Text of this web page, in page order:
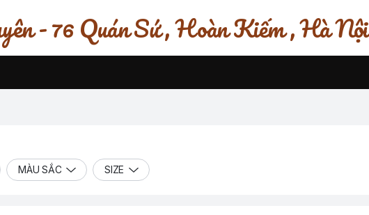
- 76 Quán Sứ , Hoàn Kiếm , Hà Nội
MÀU SẮC SIZE